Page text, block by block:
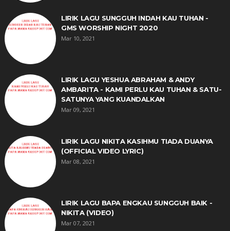
LIRIK LAGU SUNGGUH INDAH KAU TUHAN -
GMS WORSHIP NIGHT 2020
Mar 10, 2021
LIRIK LAGU YESHUA ABRAHAM & ANDY
AMBARITA - KAMI PERLU KAU TUHAN & SATU-
SATUNYA YANG KUANDALKAN
Mar 09, 2021
LIRIK LAGU NIKITA KASIHMU TIADA DUANYA
(OFFICIAL VIDEO LYRIC)
Mar 08, 2021
LIRIK LAGU BAPA ENGKAU SUNGGUH BAIK -
NIKITA (VIDEO)
Mar 07, 2021